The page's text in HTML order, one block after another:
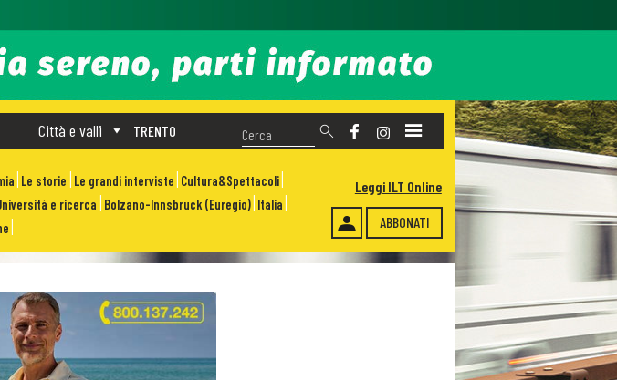
TRENTO
Città e valli
Le storie Le grandi interviste Cultura&Spettacoli
e ricerca Bolzano-Innsbruck (Euregio) Italia
ABBONATI
Leggi ILT Online